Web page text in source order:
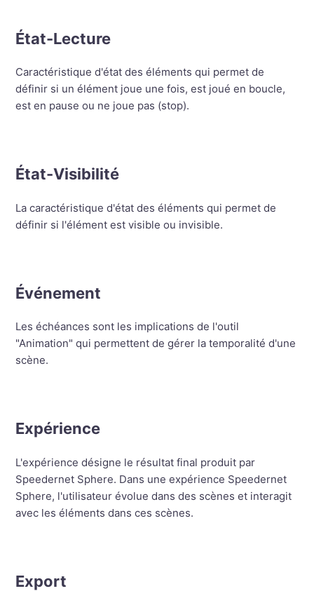
État-Lecture
Caractéristique d'état des éléments qui permet de
définir si un élément joue une fois, est joué en boucle,
est en pause ou ne joue pas (stop).
État-Visibilité
La caractéristique d'état des éléments qui permet de
définir si l'élément est visible ou invisible.
Événement
Les échéances sont les implications de l'outil
"Animation" qui permettent de gérer la temporalité d'une
scène.
Expérience
L'expérience désigne le résultat final produit par
Speedernet Sphere. Dans une expérience Speedernet
Sphere, l'utilisateur évolue dans des scènes et interagit
avec les éléments dans ces scènes.
Export